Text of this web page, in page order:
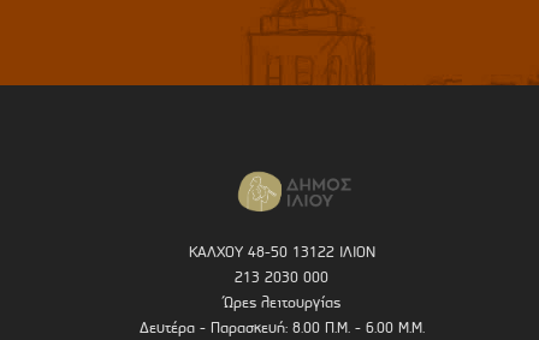
ΚΑΛΧΟΥ 48-50 13122 ΙΛΙΟΝ
213 2030 000
Ώρες λειτουργίας
Δευτέρα - Παρασκευή: 8.00 Π.Μ. - 6.00 Μ.Μ.